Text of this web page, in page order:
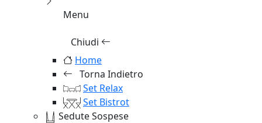
Menu
Chiudi
Home
Torna Indietro
Set Relax
Set Bistrot
Sedute Sospese